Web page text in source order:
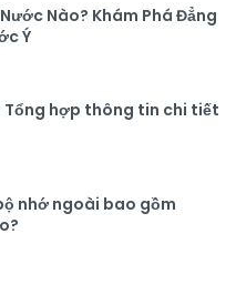
Nào? Khám Phá Đẳng
Ý
Tổng hợp thông tin chi tiết
nhớ ngoài bao gồm